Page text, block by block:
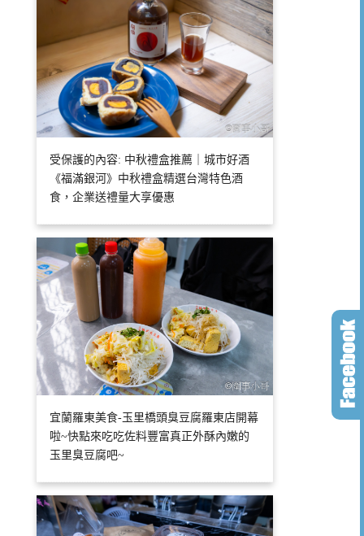
受保護的內容: 中秋禮盒推薦｜城市好酒
《福滿銀河》中秋禮盒精選台灣特色酒
食，企業送禮量大享優惠
宜蘭羅東美食-玉里橋頭臭豆腐羅東店開幕
啦~快點來吃吃佐料豐富真正外酥內嫩的
玉里臭豆腐吧~